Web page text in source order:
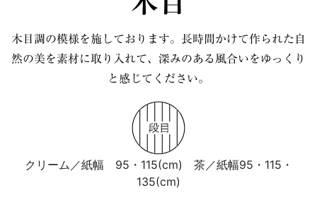
木目調の模様を施しております。長時間かけて作られた自
然の美を素材に取り入れて、 深みのある風合いをゆっくり
と感じてください。
クリーム／紙幅 95・115(cm) 茶／紙幅95・115・
135(cm)